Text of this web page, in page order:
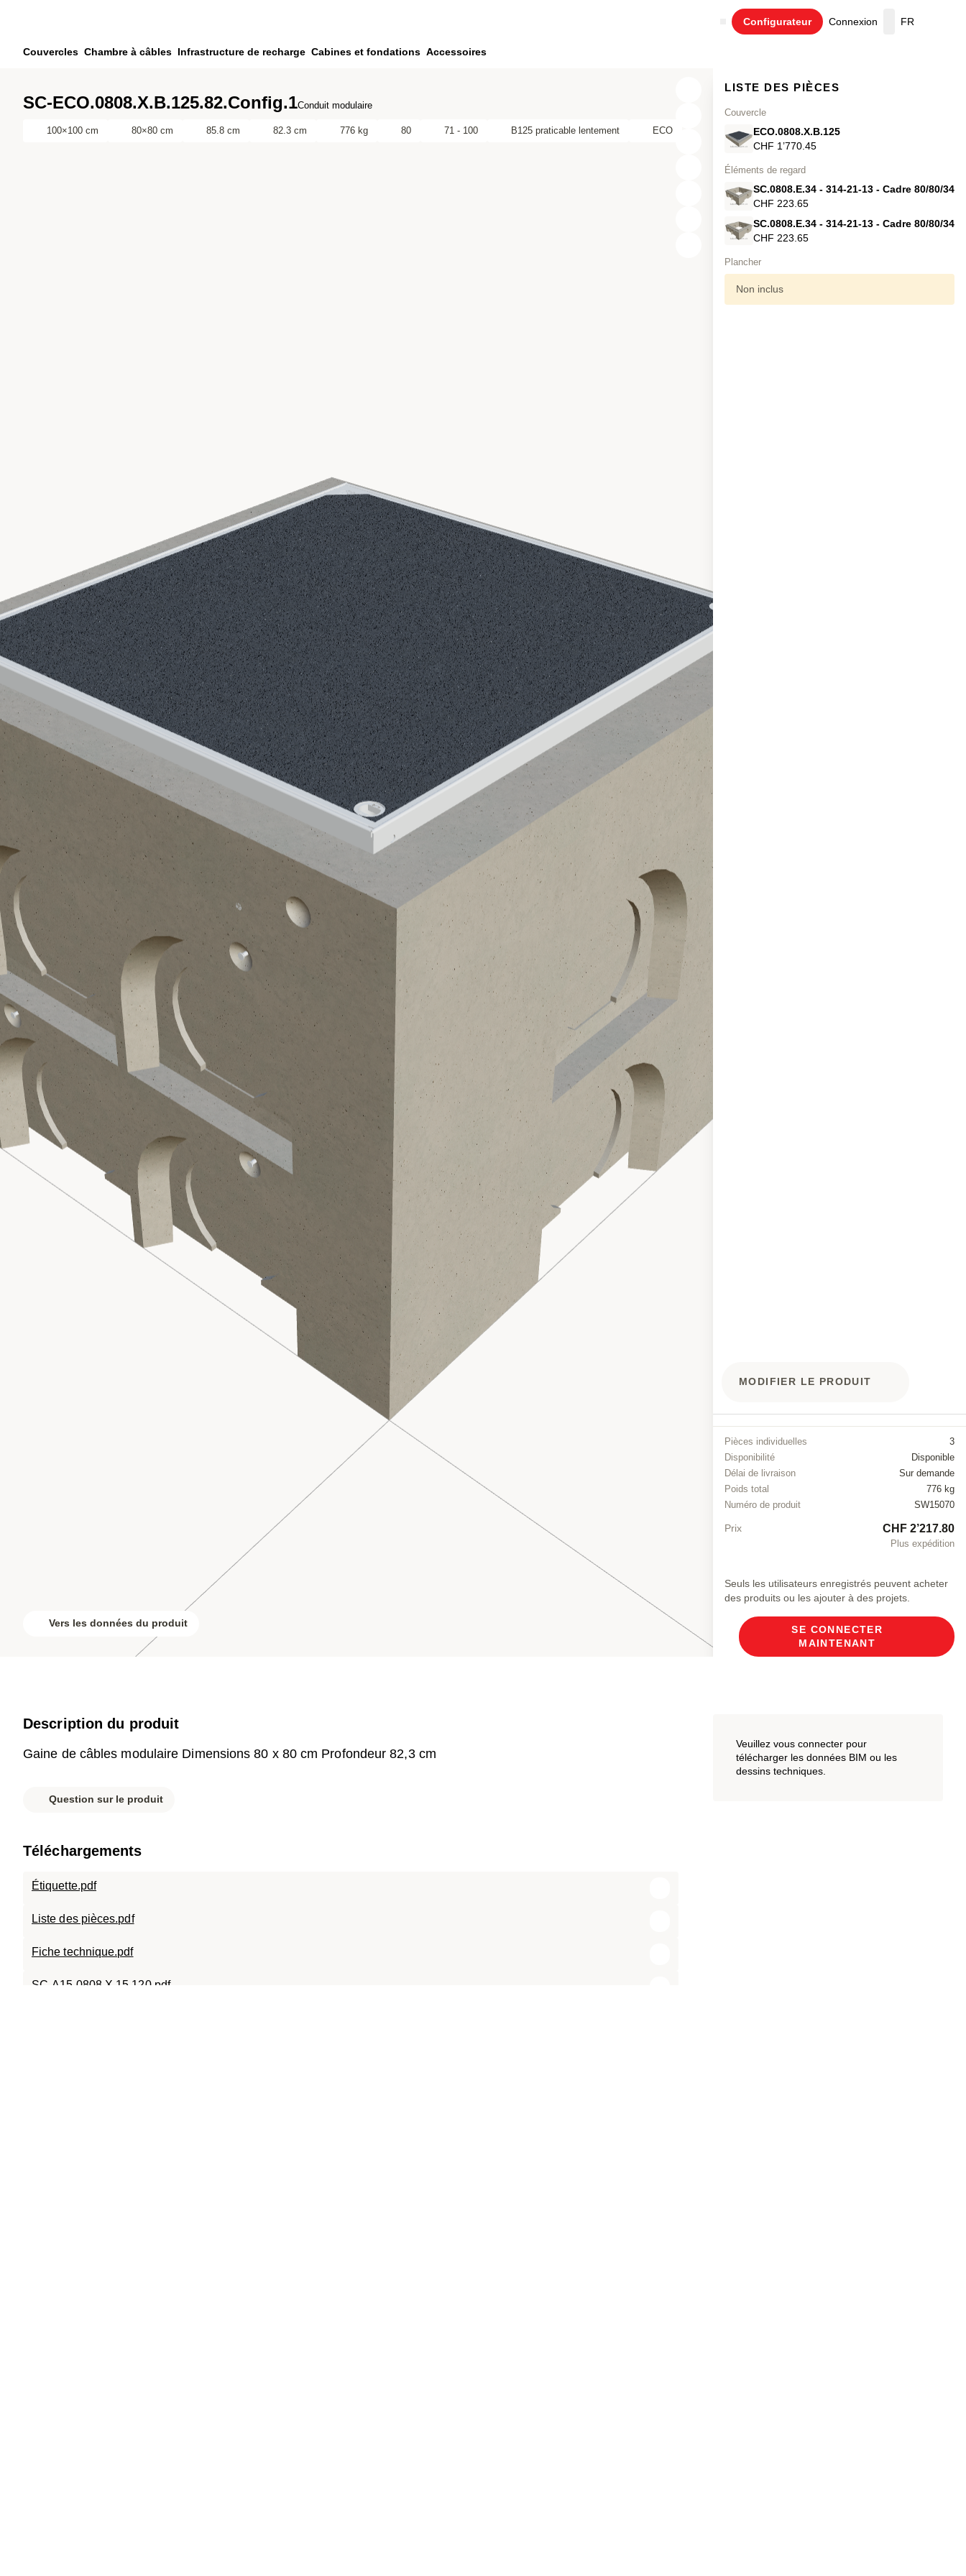
Passer à votre compte
Couvercles Chambre à câbles Infrastructure de recharge Cabines et fondations Accessoires
Configurateur Connexion
Panier
FR
Conduit modulaire
SC-ECO.0808.X.B.125.82.Config.1
100×100 cm 80×80 cm 85.8 cm 82.3 cm 776 kg 80 71 - 100 B125 praticable lentement ECO
Vers les données du produit
LISTE DES PIÈCES
Couvercle
ECO.0808.X.B.125
CHF 1’770.45
Éléments de regard
SC.0808.E.34 - 314-21-13 - Cadre 80/80/34
CHF 223.65
SC.0808.E.34 - 314-21-13 - Cadre 80/80/34
CHF 223.65
Plancher
Non inclus
MODIFIER LE PRODUIT
Pièces individuelles
3
Disponibilité
Disponible
Délai de livraison
Sur demande
Poids total
776 kg
Numéro de produit
SW15070
Prix CHF 2’217.80
Plus expédition
Seuls les utilisateurs enregistrés peuvent acheter
des produits ou les ajouter à des projets.
SE CONNECTER
MAINTENANT
Description du produit
Gaine de câbles modulaire Dimensions 80 x 80 cm Profondeur 82,3 cm
Question sur le produit
Téléchargements
Étiquette.pdf
Liste des pièces.pdf
Fiche technique.pdf
SC-A15.0808.X.15.120.pdf
Veuillez vous connecter pour
télécharger les données BIM ou les
dessins techniques.